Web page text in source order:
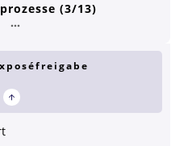
(3/13)